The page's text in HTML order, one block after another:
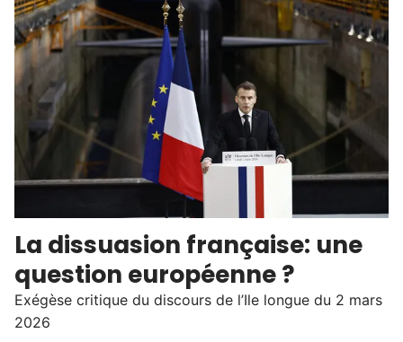
La dissuasion française: une
question européenne ?
Exégèse critique du discours de l’Ile longue du 2 mars
2026